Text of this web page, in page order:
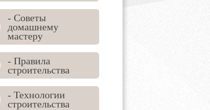
- Советы
домашнему
мастеру
- Правила
строительства
- Технологии
строительства